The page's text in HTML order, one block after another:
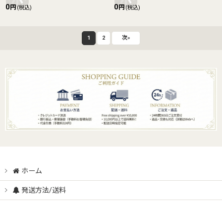
0円(税込) 0円(税込)
1 2 次»
ホーム
発送方法/送料